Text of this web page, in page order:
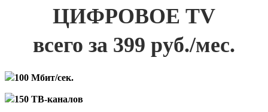
ЦИФРОВОЕ TV
всего за 399 руб./мес.
100 Мбит/сек.
150 ТВ-каналов